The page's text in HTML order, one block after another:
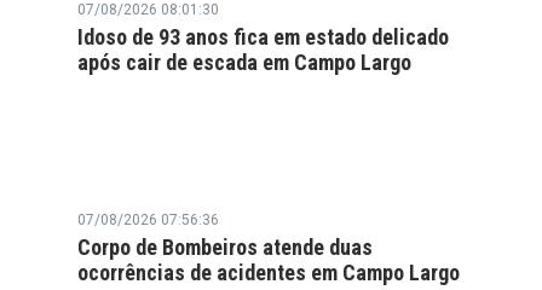
07/08/2026 08:01:30
Idoso de 93 anos fica em estado delicado
após cair de escada em Campo Largo
07/08/2026 07:56:36
Corpo de Bombeiros atende duas
ocorrências de acidentes em Campo Largo